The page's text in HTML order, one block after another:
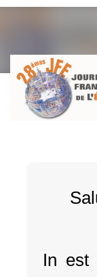
In est